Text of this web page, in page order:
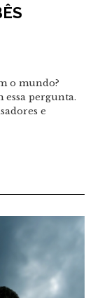
o mundo?
essa pergunta.
e